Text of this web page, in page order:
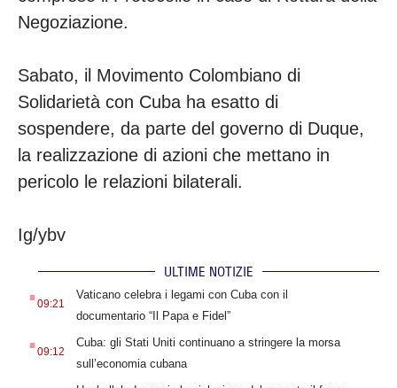
Negoziazione.
Sabato, il Movimento Colombiano di
Solidarietà con Cuba ha esatto di
sospendere, da parte del governo di Duque,
la realizzazione di azioni che mettano in
pericolo le relazioni bilaterali.
Ig/ybv
ULTIME NOTIZIE
.09:21
Vaticano celebra i legami con Cuba con il
documentario “Il Papa e Fidel”
.09:12
Cuba: gli Stati Uniti continuano a stringere la morsa
sull’economia cubana